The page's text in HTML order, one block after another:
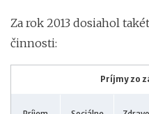
Za rok 2013 dosiahol
činnosti:
Príjmy zo